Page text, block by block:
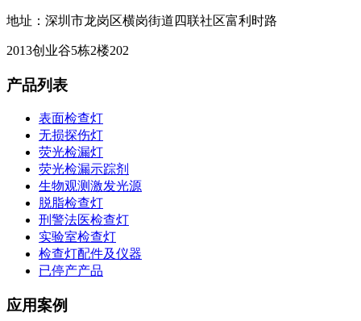
地址：深圳市龙岗区横岗街道四联社区富利时路
2013创业谷5栋2楼202
产品列表
表面检查灯
无损探伤灯
荧光检漏灯
荧光检漏示踪剂
生物观测激发光源
脱脂检查灯
刑警法医检查灯
实验室检查灯
检查灯配件及仪器
已停产产品
应用案例